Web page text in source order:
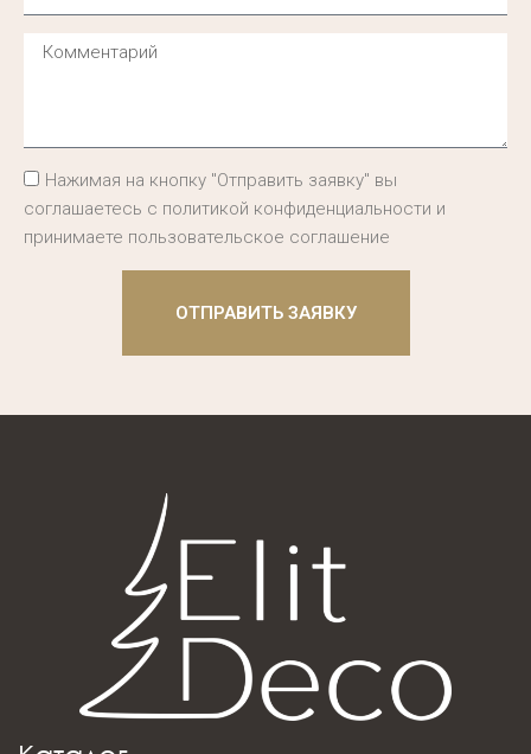
Нажимая на кнопку "Отправить заявку" вы
соглашаетесь с политикой конфиденциальности и
принимаете пользовательское соглашение
ОТПРАВИТЬ ЗАЯВКУ